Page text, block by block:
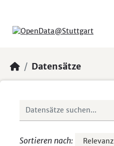
Datensätze
Sortieren nach